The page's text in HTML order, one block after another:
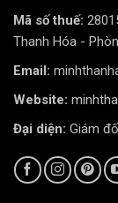
Cải Thiện
Sau khi lắp
phản ứng
đặc biệt là khi
được nâng
Hạn Chế
Cabin
Mã số thuế:
Thanh Hóa -
Email:
Website:
Đại diện: Giám